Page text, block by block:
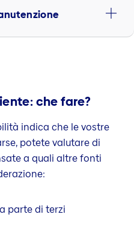
che fare?
indica che le vostre
potete valutare di
a quali altre fonti
parte di terzi